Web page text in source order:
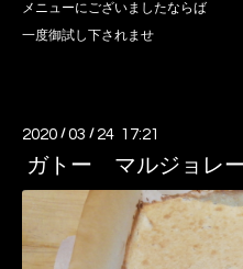
メニューにございましたならば
一度御試し下されませ
2020 /03 / 24 17:21
ガトー マルジョ